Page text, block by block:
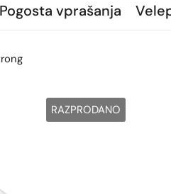
Pogosta vprašanja
RAZPRODANO